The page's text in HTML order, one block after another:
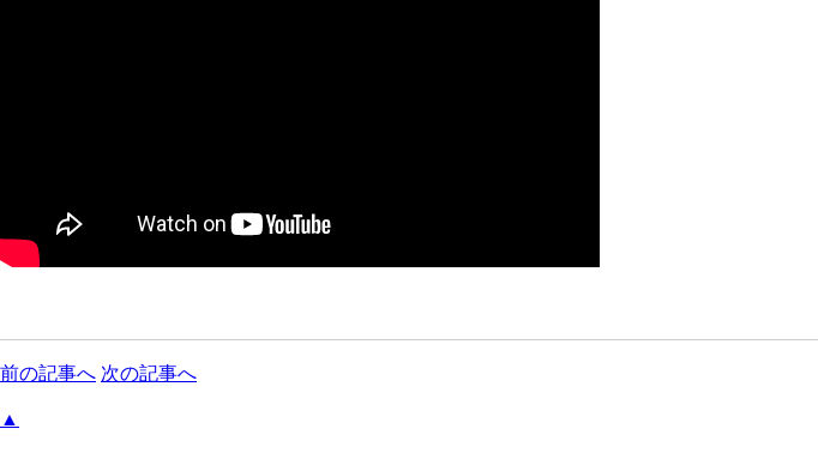
前の記事へ 次の記事へ
▲